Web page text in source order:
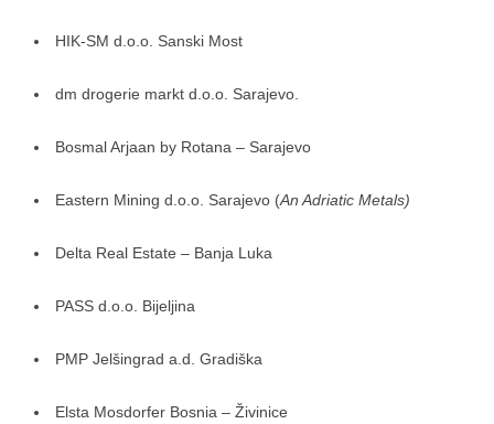
HIK-SM d.o.o. Sanski Most
dm drogerie markt d.o.o. Sarajevo.
Bosmal Arjaan by Rotana – Sarajevo
Eastern Mining d.o.o. Sarajevo (An Adriatic Metals)
Delta Real Estate – Banja Luka
PASS d.o.o. Bijeljina
PMP Jelšingrad a.d. Gradiška
Elsta Mosdorfer Bosnia – Živinice